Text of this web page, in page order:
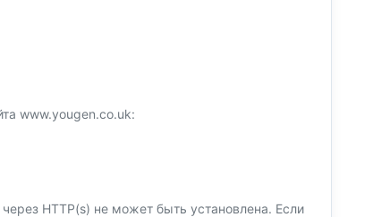
www.yougen.co.uk:
HTTP(s) не может быть установлена. Если